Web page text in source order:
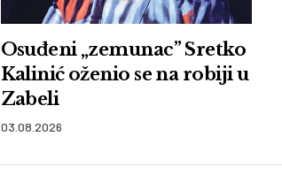
Osuđeni „zemunac” Sretko
Kalinić oženio se na robiji u
Zabeli
03.08.2026